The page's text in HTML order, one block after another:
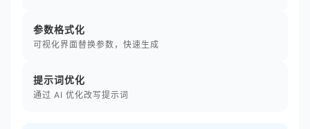
参数格式化
可视化界面替换参数，快速生成
提示词优化
通过 AI 优化改写提示词